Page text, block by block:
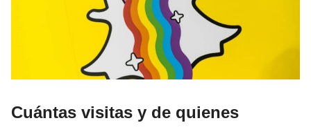
Cuántas visitas y de quienes